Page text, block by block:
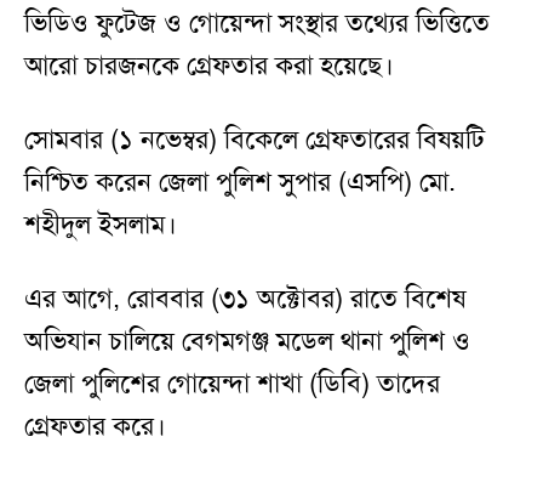
ভিডিও ফুটেজ ও গোয়েন্দা সংস্থার তথ্যের ভিত্তিতে
আরো চারজনকে গ্রেফতার করা হয়েছে।
সোমবার (১ নভেম্বর) বিকেলে গ্রেফতারের বিষয়টি
নিশ্চিত করেন জেলা পুলিশ সুপার (এসপি) মো.
শহীদুল ইসলাম।
এর আগে, রোববার (৩১ অক্টোবর) রাতে বিশেষ
অভিযান চালিয়ে বেগমগঞ্জ মডেল থানা পুলিশ ও
জেলা পুলিশের গোয়েন্দা শাখা (ডিবি) তাদের
গ্রেফতার করে।